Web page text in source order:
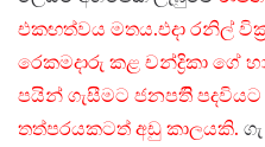
එකඟත්වය මතය.එදා රනිල්
රෙකමදාරු කළ චන්ද්‍රිකා ගේ
පයින් ගැසීමට ජනපතිි
තත්පරයකටත් අඩු කාලයකි.